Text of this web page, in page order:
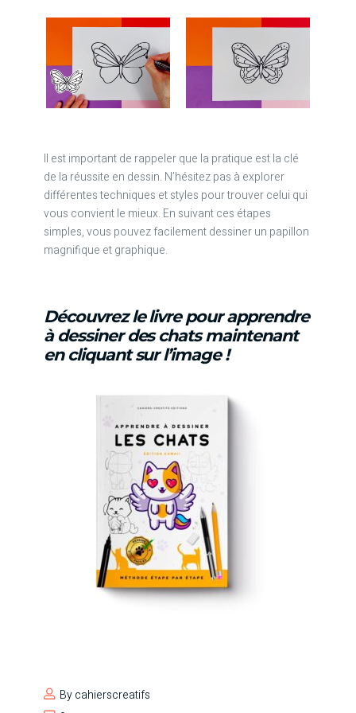
Il est important de rappeler que la pratique est la clé
de la réussite en dessin. N’hésitez pas à explorer
différentes techniques et styles pour trouver celui qui
vous convient le mieux. En suivant ces étapes
simples, vous pouvez facilement dessiner un papillon
magnifique et graphique.
Découvrez le livre pour apprendre
à dessiner des chats maintenant
en cliquant sur l’image !
Bycahierscreatifs